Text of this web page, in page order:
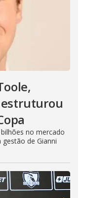
no mercado
de Gianni